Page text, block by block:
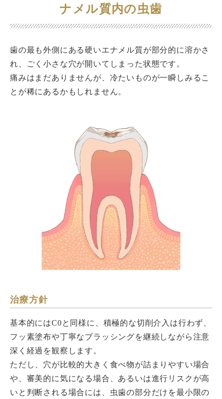
ナメル質内の虫歯
歯の最も外側にある硬いエナメル質が部分的に溶かさ
れ、ごく小さな穴が開いてしまった状態です。
痛みはまだありませんが、冷たいものが一瞬しみるこ
とが稀にあるかもしれません。
治療方針
基本的にはC0と同様に、積極的な切削介入は行わず、
フッ素塗布や丁寧なブラッシングを継続しながら注意
深く経過を観察します。
ただし、穴が比較的大きく食べ物が詰まりやすい場合
や、審美的に気になる場合、あるいは進行リスクが高
いと判断される場合には、虫歯の部分だけを最小限の